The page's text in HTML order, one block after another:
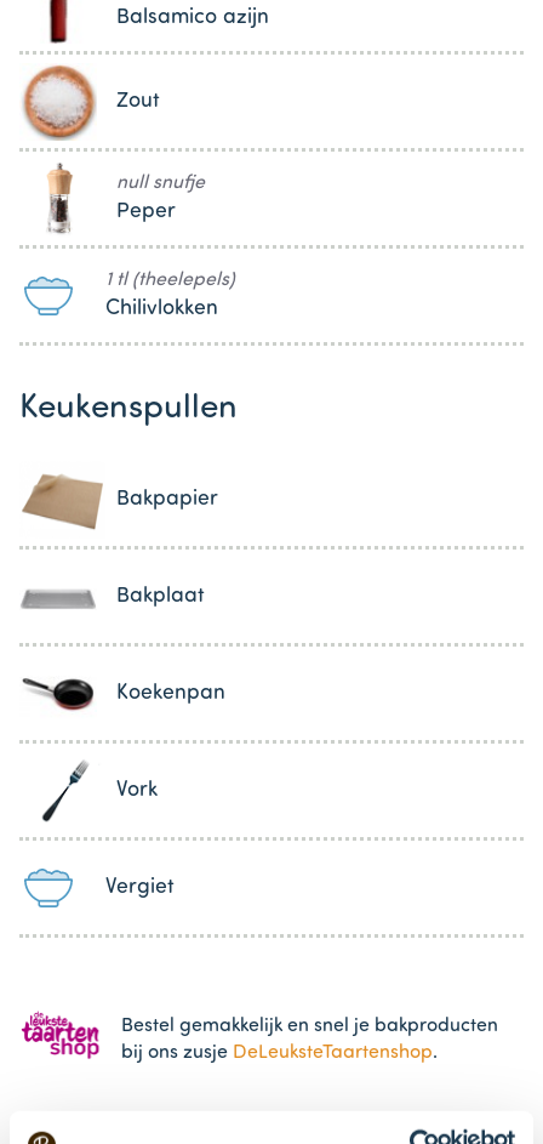
Balsamico azijn
Zout
null snufje
Peper
1 tl (theelepels)
Chilivlokken
Keukenspullen
Bakpapier
Bakplaat
Koekenpan
Vork
Vergiet
Bestel gemakkelijk en snel je bakproducten
bij ons zusje DeLeuksteTaartenshop.